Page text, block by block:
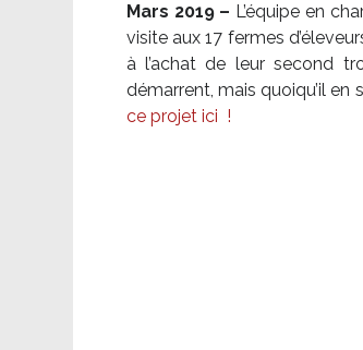
Mars 2019 – L’équipe en
visite aux 17 fermes
à l’achat de leur second
démarrent, mais quoiqu’il
ce projet ici !